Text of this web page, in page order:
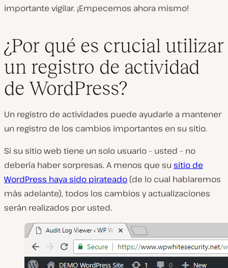
importante vigilar. ¡Empecemos ahora mismo!
¿Por qué es crucial utilizar
un registro de actividad
de WordPress?
Un registro de actividades puede ayudarle a mantener
un registro de los cambios importantes en su sitio.
Si su sitio web tiene un solo usuario – usted – no
debería haber sorpresas. A menos que su sitio de
WordPress haya sido pirateado (de lo cual hablaremos
más adelante), todos los cambios y actualizaciones
serán realizados por usted.